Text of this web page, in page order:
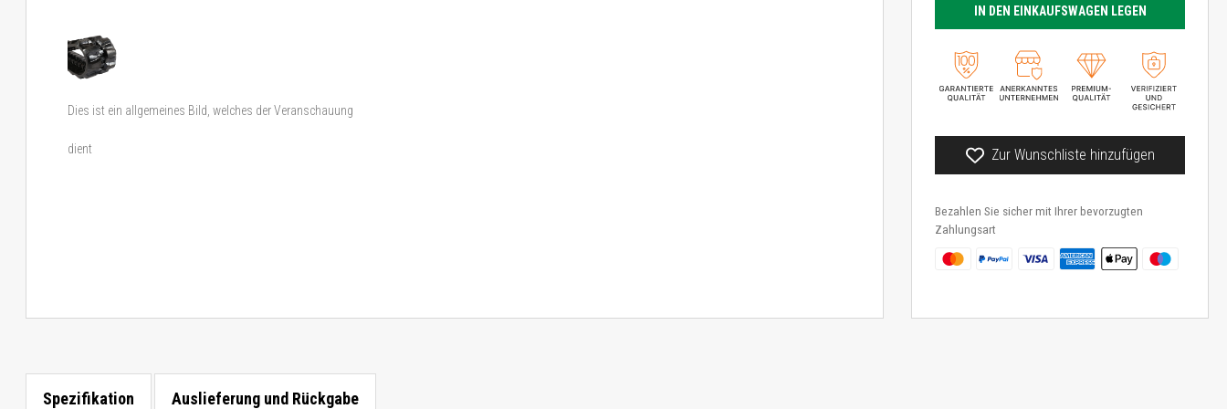
Dies ist ein allgemeines Bild, welches der Veranschauung
dient
IN DEN EINKAUFSWAGEN LEGEN
Zur Wunschliste hinzufügen
Bezahlen Sie sicher mit Ihrer bevorzugten
Zahlungsart
Spezifikation Auslieferung und Rückgabe